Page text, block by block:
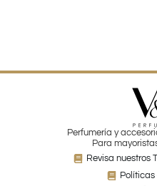
Perfumería y
Para
Revisa nuestros